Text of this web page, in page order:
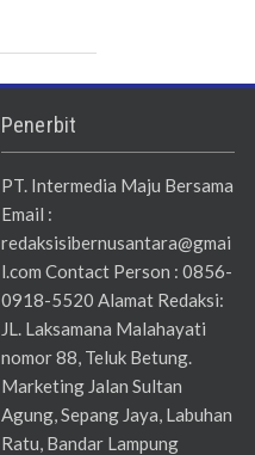
Penerbit
PT. Intermedia Maju Bersama
Email :
redaksisibernusantara@gmai
l.com Contact Person : 0856-
0918-5520 Alamat Redaksi:
JL. Laksamana Malahayati
nomor 88, Teluk Betung.
Marketing Jalan Sultan
Agung, Sepang Jaya, Labuhan
Ratu, Bandar Lampung